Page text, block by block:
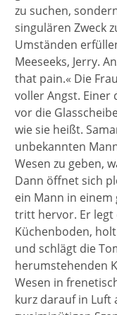
zu suchen,
singulären Zweck
Umständen
Meeseeks, Jerry.
that pain.« Die
voller Angst. Einer
vor die
wie sie heißt.
unbekannten
Wesen zu geben,
Dann öffnet sich
ein Mann in
tritt hervor. Er legt
Küchenboden,
und schlägt die
herumstehenden
Wesen in
kurz darauf in Luft